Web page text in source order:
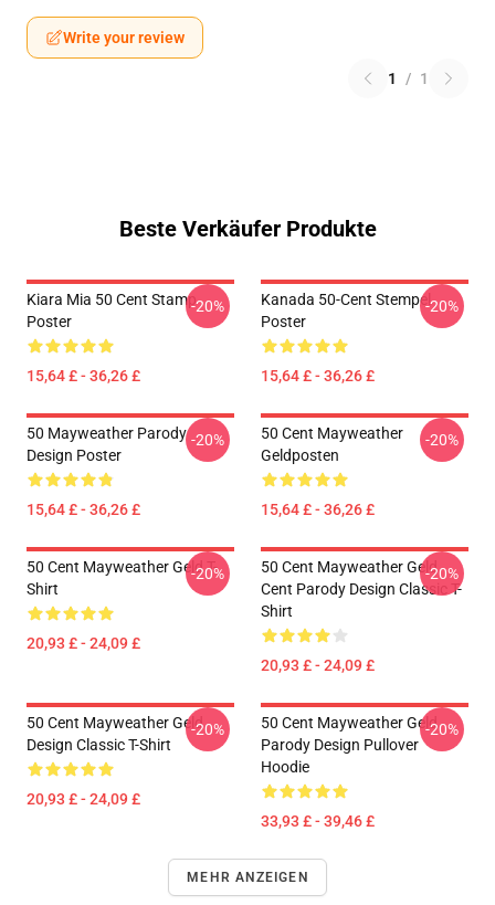
Write your review
1 / 1
Beste Verkäufer Produkte
Kiara Mia 50 Cent Stamp
Poster
15,64 £ - 36,26 £
-20%
Kanada 50-Cent Stempel
Poster
15,64 £ - 36,26 £
-20%
50 Mayweather Parody
Design Poster
15,64 £ - 36,26 £
-20%
50 Cent Mayweather
Geldposten
15,64 £ - 36,26 £
-20%
50 Cent Mayweather Geld T-
Shirt
20,93 £ - 24,09 £
-20%
50 Cent Mayweather Geld
Cent Parody Design Classic T-
Shirt
20,93 £ - 24,09 £
-20%
50 Cent Mayweather Geld
Design Classic T-Shirt
20,93 £ - 24,09 £
-20%
50 Cent Mayweather Geld
Parody Design Pullover
Hoodie
33,93 £ - 39,46 £
-20%
MEHR ANZEIGEN